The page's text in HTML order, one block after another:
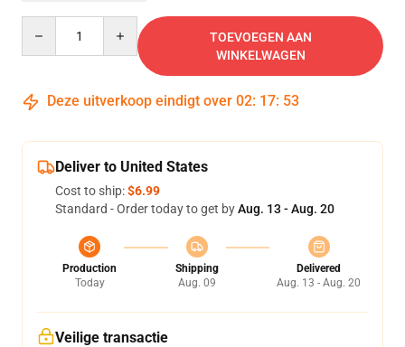
TOEVOEGEN AAN
WINKELWAGEN
Deze uitverkoop eindigt over 02: 17: 53
Deliver to United States
Cost to ship:$6.99
Standard - Order today to get byAug. 13 - Aug. 20
Production
Today
Shipping
Aug. 09
Delivered
Aug. 13 - Aug. 20
Veilige transactie